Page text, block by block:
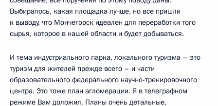
Выбиралось, какая площадка лучше, но все пришли
к выводу, что Мончегорск идеален для переработки того
сырья, которое в нашей области и будет добываться.
И тема индустриального парка, локального туризма – это
туризм для жителей прежде всего – и части
образовательного федерального научно-тренировочного
центра. Это тоже план агломерации. Я в телеграфном
режиме Вам доложил. Планы очень детальные,